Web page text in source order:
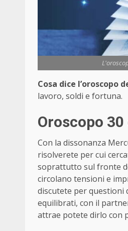
Cosa dice l’oroscopo
lavoro, soldi e fortuna.
Oroscopo
Con la dissonanza
risolverete per cui
soprattutto sul fronte
circolano tensioni e
discutete per questioni
equilibrati, con il
attrae potete dirlo con